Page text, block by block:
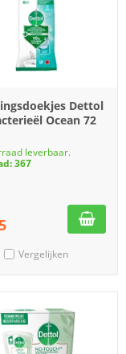
Dettol
Ocean 72
leverbaar.
367
Vergelijken